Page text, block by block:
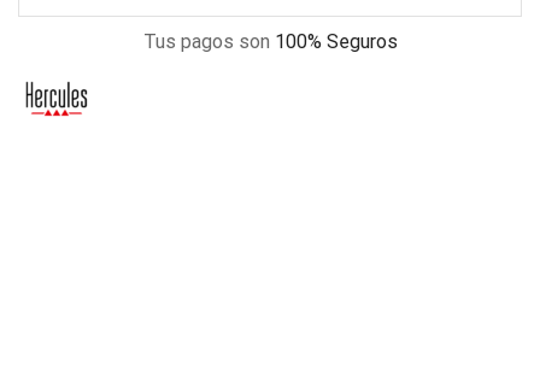
Tus pagos son 100% Seguros